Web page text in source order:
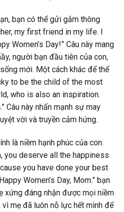
bạn có thể gửi gắm thông
my first friend in my life. I
Women’s Day!” Câu này mang
người bạn đầu tiên của con,
mới. Một cách khác để thể
to be the child of the most
who is also an inspiration.
Câu này nhấn mạnh sự may
vời và truyền cảm hứng.
là niềm hạnh phúc của con.
you deserve all the happiness
you have done your best
Women’s Day, Mom.” bạn
xứng đáng nhận được mọi niềm
mẹ đã luôn nỗ lực hết mình để